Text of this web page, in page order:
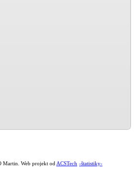
Martin. Web projekt odACSTech -štatistiky-